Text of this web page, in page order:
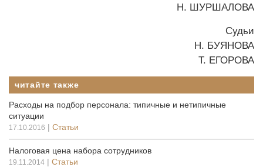
Н. ШУРШАЛОВА
Судьи
Н. БУЯНОВА
Т. ЕГОРОВА
читайте также
Расходы на подбор персонала: типичные и нетипичные
ситуации
17.10.2016 | Статьи
Налоговая цена набора сотрудников
19.11.2014 | Статьи